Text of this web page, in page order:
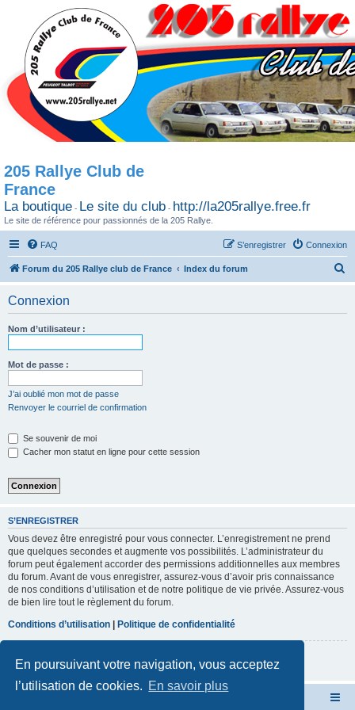
En poursuivant votre navigation, vous acceptez
l’utilisation de cookies. En savoir plus
205 Rallye Club de
France
La boutique - Le site du club - http://la205rallye.free.fr
Le site de référence pour passionnés de la 205 Rallye.
FAQ Connexion
S’enregistrer
Forum du 205 Rallye club de France Index du forum
Connexion
Nom d’utilisateur :
Mot de passe :
J’ai oublié mon mot de passe
Renvoyer le courriel de confirmation
Se souvenir de moi
Cacher mon statut en ligne pour cette session
S’ENREGISTRER
Vous devez être enregistré pour vous connecter. L’enregistrement ne prend
que quelques secondes et augmente vos possibilités. L’administrateur du
forum peut également accorder des permissions additionnelles aux membres
du forum. Avant de vous enregistrer, assurez-vous d’avoir pris connaissance
de nos conditions d’utilisation et de notre politique de vie privée. Assurez-vous
de bien lire tout le règlement du forum.
Conditions d’utilisation
Politique de confidentialité
S’enregistrer